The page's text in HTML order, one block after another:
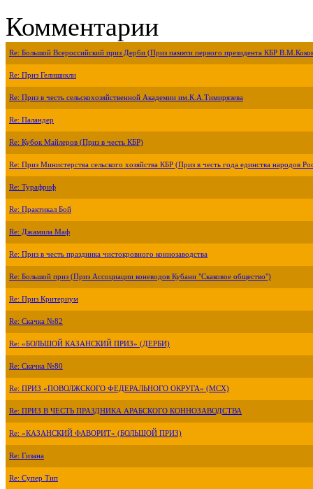
Комментарии
Re: Большой Всероссийский приз Дерби (Приз памяти первого президента КБР
Re: Приз Гелишикли
Re: Приз в честь сельскохозяйственной Академии им.К.А.Тимирязева
Re: Паландер
Re: Кубок Майлеров (Приз в честь КБР)
Re: Приз Министерства сельского хозяйства КБР (Приз в честь года единства народов
Re: Турафриф
Re: Практикал Бой
Re: Джамила Маф
Re: Приз в честь праздника чистокровного коннозаводства
Re: Большой приз (Приз Ассоциации коневодов Кубани "Скаковое общество")
Re: Приз Критериум
Re: Скачка №82
Re: «БОЛЬШОЙ КАЗАНСКИЙ ПРИЗ» (ДЕРБИ)
Re: Скачка №80
Re: ПРИЗ «ПОВОЛЖСКОГО ФЕДЕРАЛЬНОГО ОКРУГА» (МСХ)
Re: ПРИЗ В ЧЕСТЬ ПРАЗДНИКА АРАБСКОГО КОННОЗАВОДСТВА
Re: «КАЗАНСКИЙ ФАВОРИТ» (БОЛЬШОЙ ПРИЗ)
Re: Гизана
Re: Супер Тип